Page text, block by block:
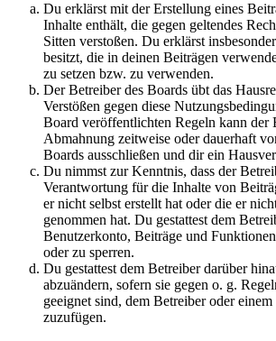
Du erklärst mit der Erstellung eines
Inhalte enthält, die gegen geltendes
Sitten verstoßen. Du erklärst
besitzt, die in deinen Beiträgen
zu setzen bzw. zu verwenden.
Der Betreiber des Boards übt das
Verstößen gegen diese
Board veröffentlichten Regeln kann der
Abmahnung zeitweise oder dauerhaft
Boards ausschließen und dir ein
Du nimmst zur Kenntnis, dass der
Verantwortung für die Inhalte von
er nicht selbst erstellt hat oder die er
genommen hat. Du gestattest dem
Benutzerkonto, Beiträge und
oder zu sperren.
Du gestattest dem Betreiber darüber
abzuändern, sofern sie gegen o. g.
geeignet sind, dem Betreiber oder
zuzufügen.